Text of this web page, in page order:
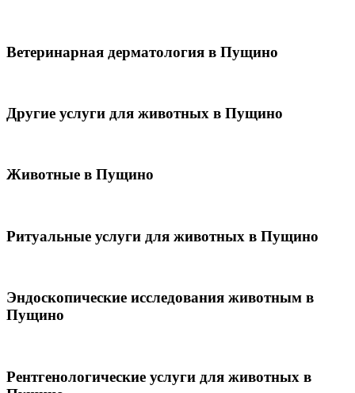
Ветеринарная дерматология в Пущино
Другие услуги для животных в Пущино
Животные в Пущино
Ритуальные услуги для животных в Пущино
Эндоскопические исследования животным в
Пущино
Рентгенологические услуги для животных в